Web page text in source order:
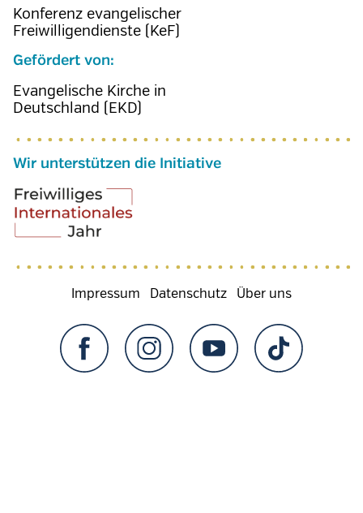
Konferenz evangelischer
Freiwilligendienste (KeF)
Gefördert von:
Evangelische Kirche in
Deutschland (EKD)
Wir unterstützen die Initiative
Fußzeilenmenü
Impressum Datenschutz Über uns